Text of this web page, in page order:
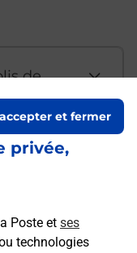
privée,
Poste et ses
technologies
et fermer
de
un